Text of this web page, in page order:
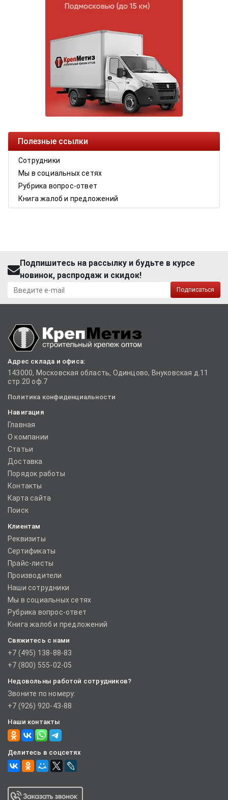
Полезные ссылки
Сотрудники
Мы в социальных сетях
Рубрика вопрос-ответ
Книга жалоб и предложений
Подпишитесь на рассылку и будьте в курсе
новинок, распродаж и скидок!
Подписаться
Адрес склада и офиса:
143000, Московская область, Одинцово, Внуковская д.11
стр.20 оф.7
Политика конфиденциальности
Навигация
Главная
О компании
Статьи
Доставка
Порядок работы
Контакты
Карта сайта
Поиск
Клиентам
Реквизиты
Сертификаты
Прайс-листы
Производители
Наши сотрудники
Мы в социальных сетях
Рубрика вопрос-ответ
Книга жалоб и предложений
Свяжитесь с нами
+7 (495) 138-88-83
+7 (800) 555-02-05
Недовольны работой сотрудников?
Звоните по номеру:
+7 (926) 920-43-88
Наши контакты
Делитесь в соцсетях